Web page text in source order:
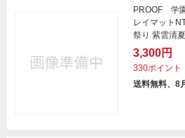
PROOF 学
レイマット
祭り 紫雲清夏
3,300円
330ポイント
送料無料、8